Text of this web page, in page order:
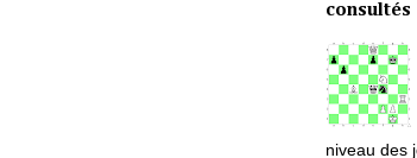
consultés
niveau des